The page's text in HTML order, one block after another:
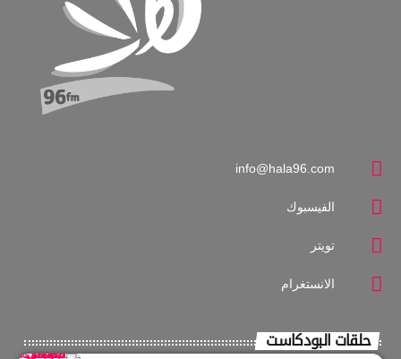
info@hala96.com
الفيسبوك
تويتر
الانستغرام
حلقات البودكاست